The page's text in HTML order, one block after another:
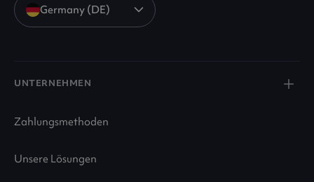
Germany (DE)
UNTERNEHMEN
Zahlungsmethoden
Unsere Lösungen